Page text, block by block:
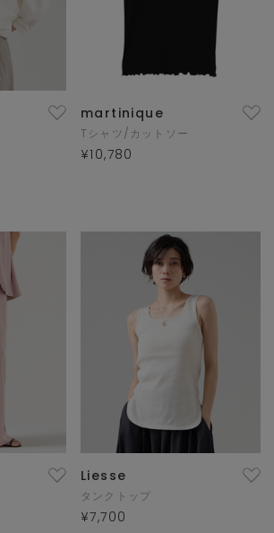
martinique
Tシャツ/カットソー
¥10,780
Liesse
タンクトップ
¥7,700